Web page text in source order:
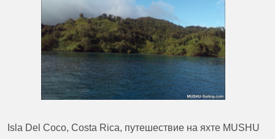
Isla Del Coco, Costa Rica, путешествие на яхте MUSHU